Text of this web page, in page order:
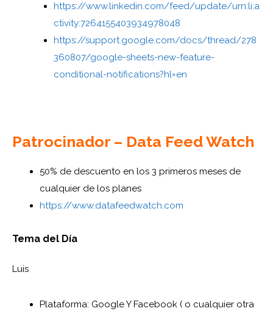
https://www.linkedin.com/feed/update/urn:li:a
ctivity:7264155403934978048
https://support.google.com/docs/thread/278
360807/google-sheets-new-feature-
conditional-notifications?hl=en
Patrocinador – Data Feed Watch
50% de descuento en los 3 primeros meses de
cualquier de los planes
https://www.datafeedwatch.com
Tema del Día
Luis
Plataforma: Google Y Facebook ( o cualquier otra